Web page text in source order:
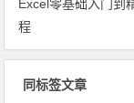
Excel零基础入门到
程
同标签文章